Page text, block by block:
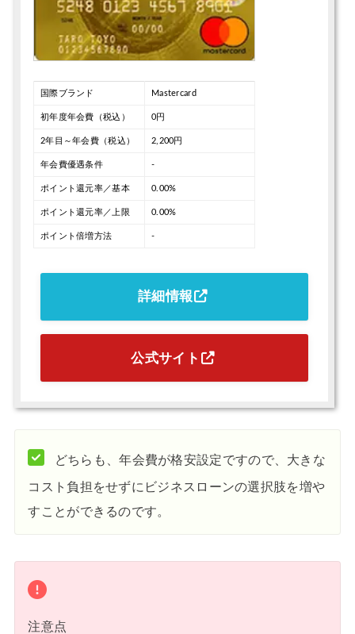
国際ブランド Mastercard
初年度年会費（税込） 0円
2年目～年会費（税込） 2,200円
年会費優遇条件 -
ポイント還元率／基本 0.00%
ポイント還元率／上限 0.00%
ポイント倍増方法 -
詳細情報
公式サイト
どちらも、年会費が格安設定ですので、大きな
コスト負担をせずにビジネスローンの選択肢を増や
すことができるのです。
注意点